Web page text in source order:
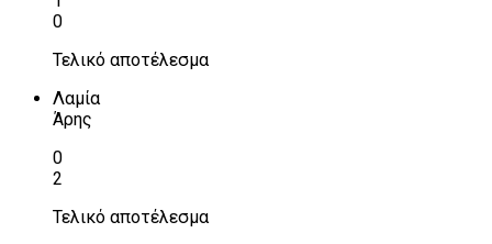
0
Τελικό αποτέλεσμα
Λαμία
Άρης
0
2
Τελικό αποτέλεσμα